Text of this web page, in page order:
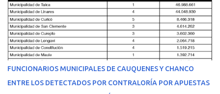
equipo médico determinó su traslado de urgencia al Hospital
Regional de Talca y dado la urgencia la ambulancia partió hacia
Talca con escolta de Carabineros. En medio del traslado, el
estudiante de medicina de 25 años, se agravó y pese a los esfuerzos
del personal de emergencia terminó falleciendo, sin alcanzar a
recibir atención especializada en el centro de destino. Apenas se
conoció la gravedad de su condición, sus padres —residentes en
Villarrica— se trasladaron a Cauquenes con la esperanza de una
FUNCIONARIOS MUNICIPALES DE CAUQUENES Y CHANCO
ENTRE LOS DETECTADOS POR CONTRALORÍA POR APUESTAS